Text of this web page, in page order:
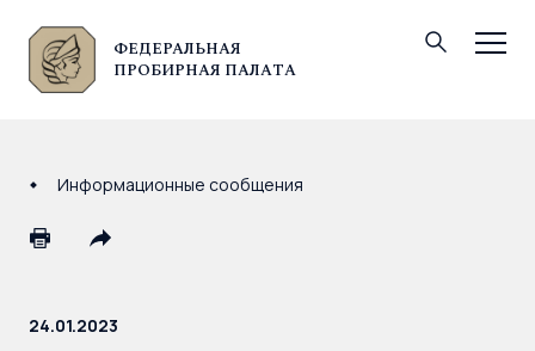
ФЕДЕРАЛЬНАЯ
ПРОБИРНАЯ ПАЛАТА
© Федеральная пробирная палата, 2026
Информационные сообщения
24.01.2023